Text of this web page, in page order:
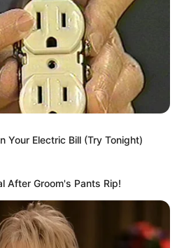
Your Electric Bill (Try Tonight)
After Groom's Pants Rip!